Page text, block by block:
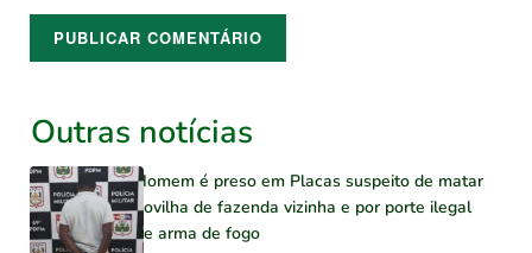
Outras notícias
Homem é preso em Placas suspeito de matar
novilha de fazenda vizinha e por porte ilegal
de arma de fogo